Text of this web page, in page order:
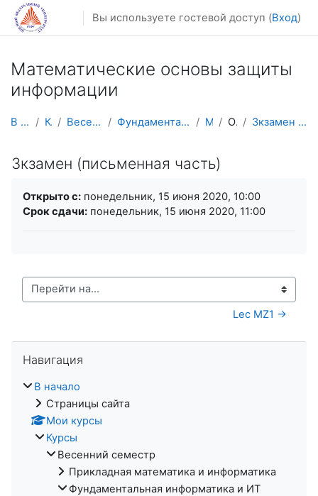
Перейти к основному содержанию
Вы используете гостевой доступ (Вход)
Математические основы защиты
информации
В начало Курсы Весенний семестр Фундаментальная информатика и ИТ МОЗИ Общее Зкзамен (письменная часть)
Зкзамен (письменная часть)
Открыто с: понедельник, 15 июня 2020, 10:00
Срок сдачи: понедельник, 15 июня 2020, 11:00
Перейти на...
Lec MZ1 →
Навигация
В начало
Страницы сайта
Мои курсы
Курсы
Весенний семестр
Прикладная математика и информатика
Фундаментальная информатика и ИТ